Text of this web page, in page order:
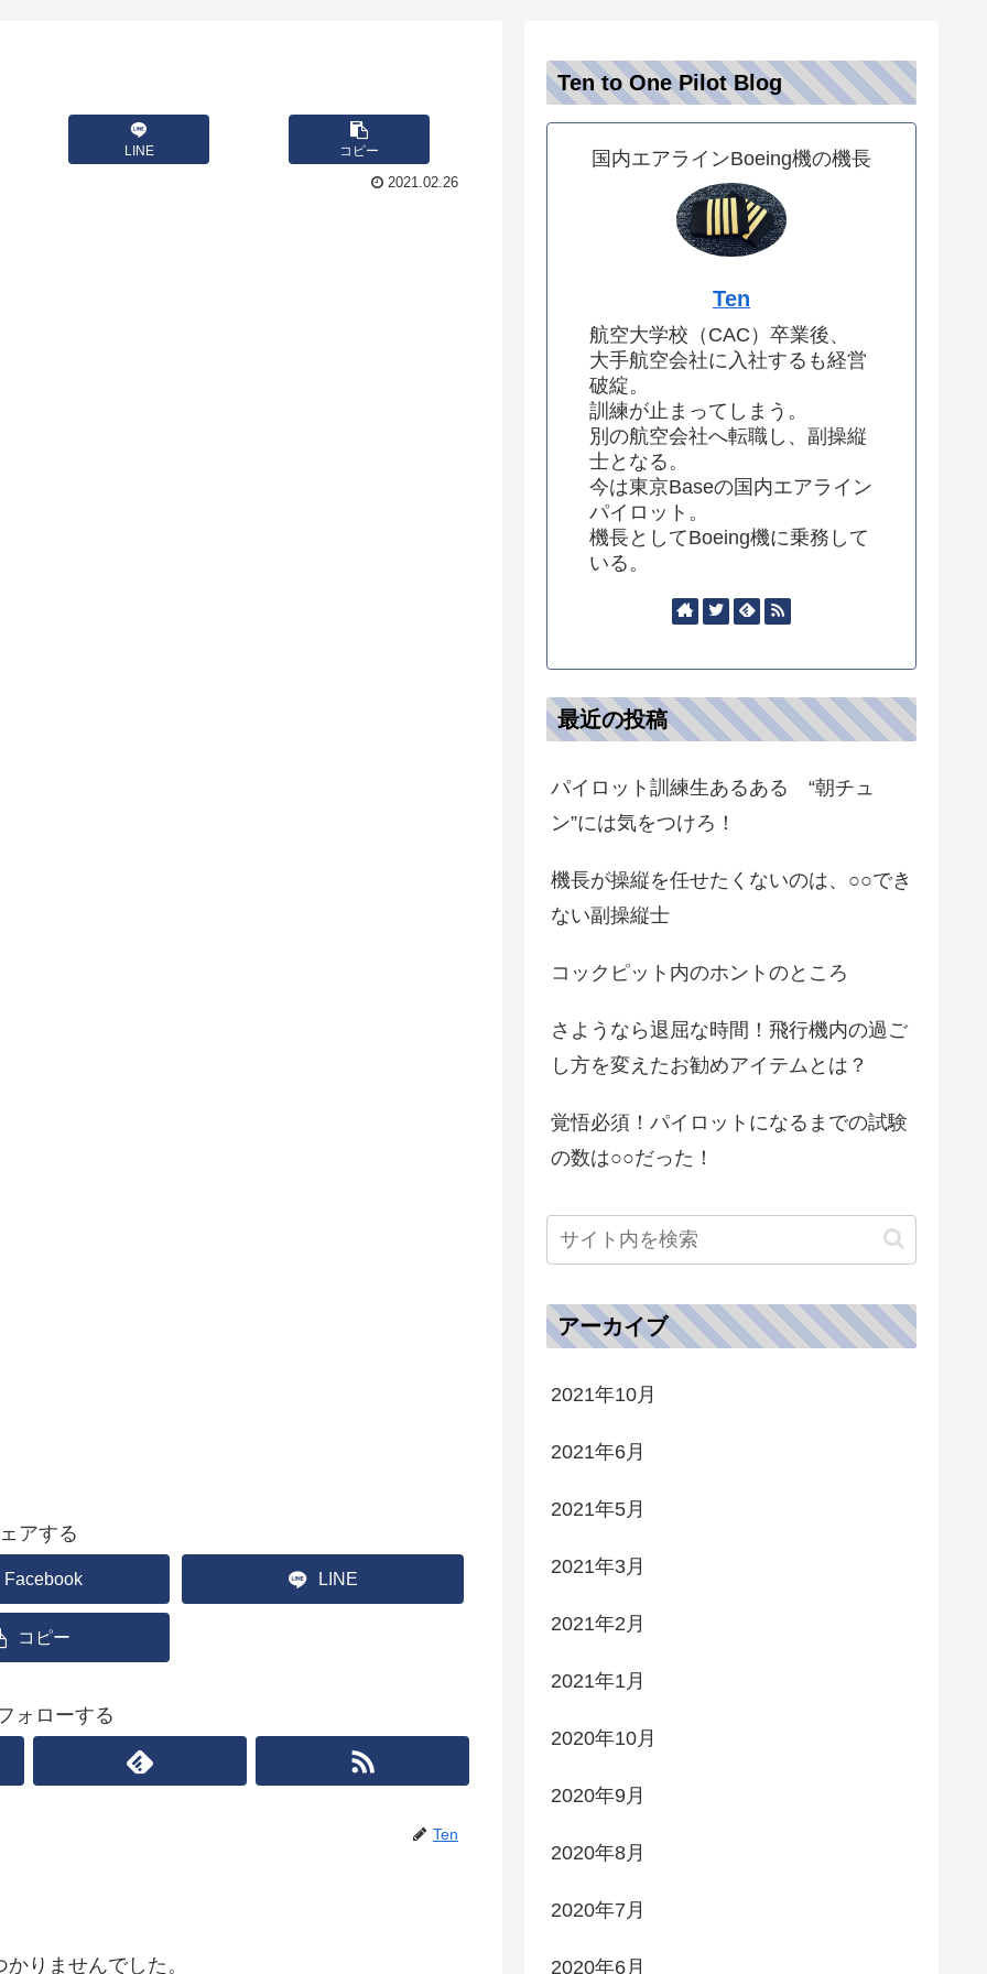
LINE コピー
2021.02.26
アする
Facebook LINE
コピー
ォローする
Ten
りませんでした。
Ten to One Pilot Blog
国内エアラインBoeing機の機長
Ten
航空大学校（CAC）卒業後、
大手航空会社に入社するも経営
破綻。
訓練が止まってしまう。
別の航空会社へ転職し、副操縦
士となる。
今は東京Baseの国内エアライン
パイロット。
機長としてBoeing機に乗務して
いる。
最近の投稿
パイロット訓練生あるある “朝チュ
ン”には気をつけろ！
機長が操縦を任せたくないのは、○○でき
ない副操縦士
コックピット内のホントのところ
さようなら退屈な時間！飛行機内の過ご
し方を変えたお勧めアイテムとは？
覚悟必須！パイロットになるまでの試験
の数は○○だった！
アーカイブ
2021年10月
2021年6月
2021年5月
2021年3月
2021年2月
2021年1月
2020年10月
2020年9月
2020年8月
2020年7月
2020年6月